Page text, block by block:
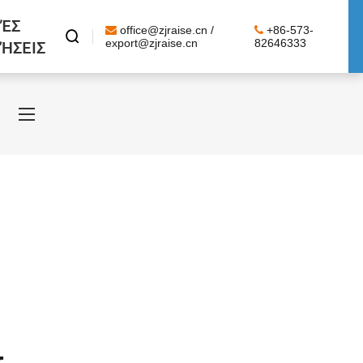

office@zjraise.cn /
export@zjraise.cn
+86-573-
82646333